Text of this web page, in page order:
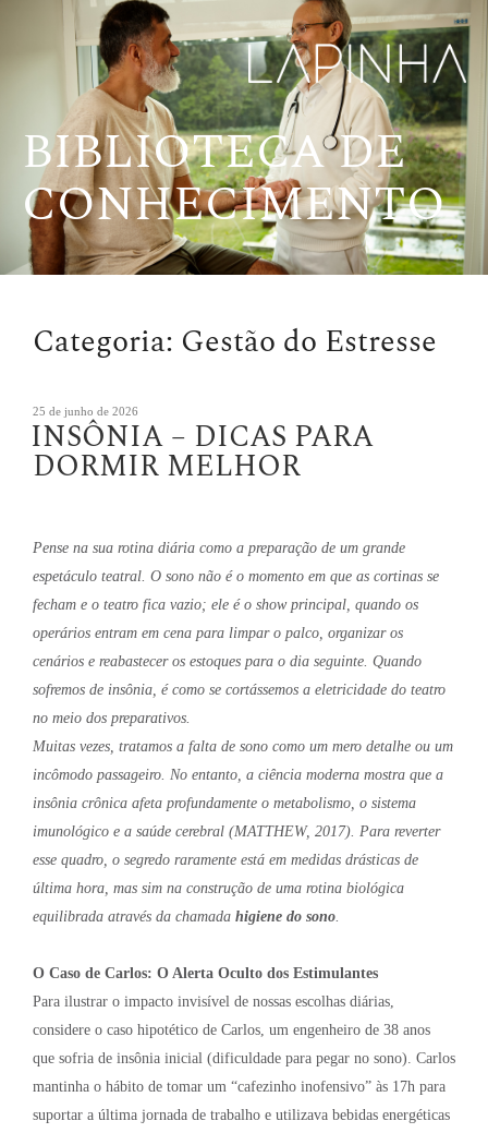
BIBLIOTECA DE
CONHECIMENTO
Categoria: Gestão do Estresse
Publicado
em
25 de junho de 2026
INSÔNIA – DICAS PARA
DORMIR MELHOR
Pense na sua rotina diária como a preparação de um grande
espetáculo teatral. O sono não é o momento em que as cortinas se
fecham e o teatro fica vazio; ele é o show principal, quando os
operários entram em cena para limpar o palco, organizar os
cenários e reabastecer os estoques para o dia seguinte. Quando
sofremos de insônia, é como se cortássemos a eletricidade do teatro
no meio dos preparativos.
Muitas vezes, tratamos a falta de sono como um mero detalhe ou um
incômodo passageiro. No entanto, a ciência moderna mostra que a
insônia crônica afeta profundamente o metabolismo, o sistema
imunológico e a saúde cerebral (MATTHEW, 2017). Para reverter
esse quadro, o segredo raramente está em medidas drásticas de
última hora, mas sim na construção de uma rotina biológica
equilibrada através da chamada higiene do sono.
O Caso de Carlos: O Alerta Oculto dos Estimulantes
Para ilustrar o impacto invisível de nossas escolhas diárias,
considere o caso hipotético de Carlos, um engenheiro de 38 anos
que sofria de insônia inicial (dificuldade para pegar no sono). Carlos
mantinha o hábito de tomar um “cafezinho inofensivo” às 17h para
suportar a última jornada de trabalho e utilizava bebidas energéticas